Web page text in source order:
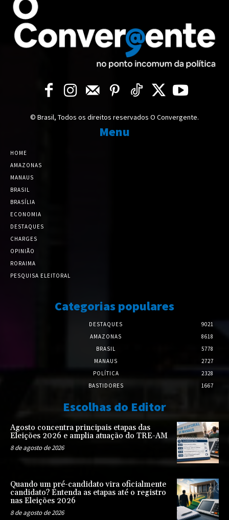
© Brasil, Todos os direitos reservados O Convergente.
Menu
HOME
AMAZONAS
MANAUS
BRASIL
BRASÍLIA
ECONOMIA
DESTAQUES
CHARGES
OPINIÃO
RORAIMA
PESQUISA ELEITORAL
Categorias populares
DESTAQUES
9021
AMAZONAS
8618
BRASIL
5778
MANAUS
2727
POLÍTICA
2328
BASTIDORES
1667
Escolhas do Editor
Agosto concentra principais etapas das
Eleições 2026 e amplia atuação do TRE-AM
8 de agosto de 2026
Quando um pré-candidato vira oficialmente
candidato? Entenda as etapas até o registro
nas Eleições 2026
8 de agosto de 2026